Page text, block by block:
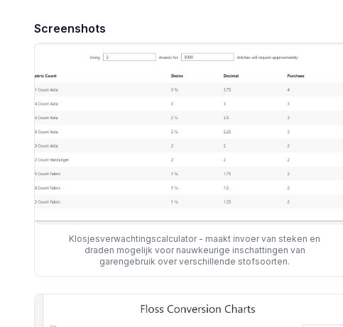
Screenshots
Klosjesverwachtingscalculator - maakt invoer van steken en
draden mogelijk voor nauwkeurige inschattingen van
garengebruik over verschillende stofsoorten.